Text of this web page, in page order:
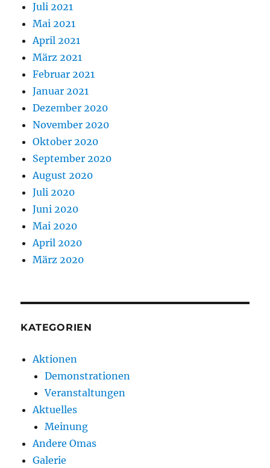
Juli 2021
Mai 2021
April 2021
März 2021
Februar 2021
Januar 2021
Dezember 2020
November 2020
Oktober 2020
September 2020
August 2020
Juli 2020
Juni 2020
Mai 2020
April 2020
März 2020
KATEGORIEN
Aktionen
Demonstrationen
Veranstaltungen
Aktuelles
Meinung
Andere Omas
Galerie